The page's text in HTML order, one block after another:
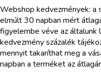
Webshop kedvezmények: a
elmúlt 30 napban mért
figyelembe véve az általunk
kedvezmény százalék
mennyit takaríthat meg a
napban a terméket az